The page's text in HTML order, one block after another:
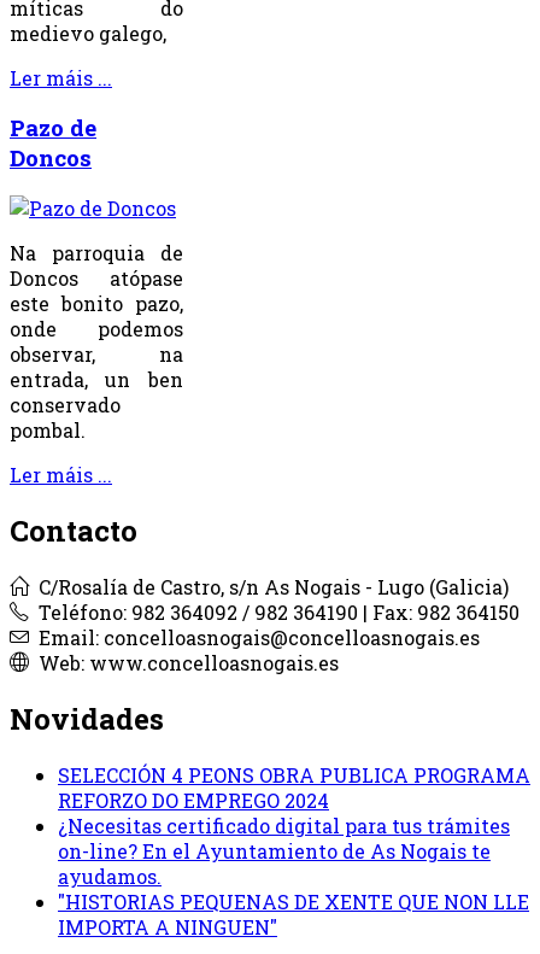
míticas do
medievo galego,
Ler máis ...
Pazo de
Doncos
Na parroquia de
Doncos atópase
este bonito pazo,
onde podemos
observar, na
entrada, un ben
conservado
pombal.
Ler máis ...
Contacto
C/Rosalía de Castro, s/n As Nogais - Lugo (Galicia)
Teléfono: 982 364092 / 982 364190 | Fax: 982 364150
Email: concelloasnogais@concelloasnogais.es
Web: www.concelloasnogais.es
Novidades
SELECCIÓN 4 PEONS OBRA PUBLICA PROGRAMA
REFORZO DO EMPREGO 2024
¿Necesitas certificado digital para tus trámites
on-line? En el Ayuntamiento de As Nogais te
ayudamos.
"HISTORIAS PEQUENAS DE XENTE QUE NON LLE
IMPORTA A NINGUEN"